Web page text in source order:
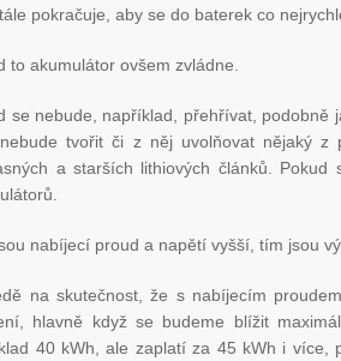
pokračuje, aby se do baterek co
to akumulátor ovšem zvládne.
se nebude, například, přehřívat, podobně
tvořit či z něj uvolňovat nějaký z
a starších lithiových článků. Pokud
nabíjecí proud a napětí vyšší, tím jsou
na skutečnost, že s nabíjecím
hlavně když se budeme blížit
40 kWh, ale zaplatí za 45 kWh i více,